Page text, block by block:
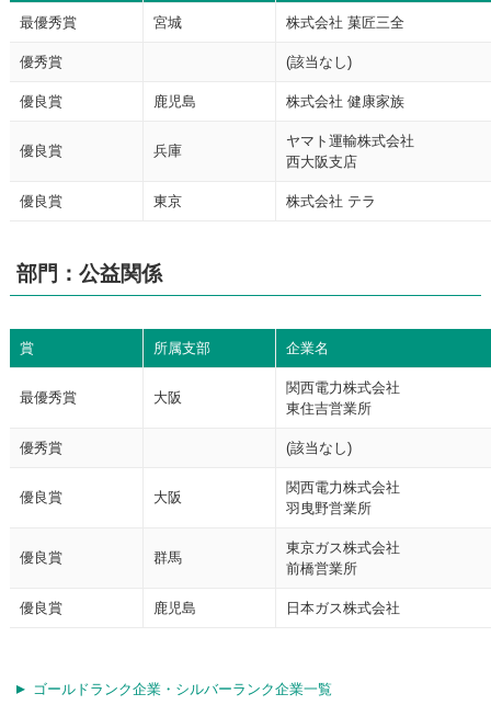
最優秀賞 宮城 株式会社 菓匠三全
優秀賞 (該当なし)
優良賞 鹿児島 株式会社 健康家族
優良賞 兵庫
ヤマト運輸株式会社
西大阪支店
優良賞 東京 株式会社 テラ
部門：公益関係
賞 所属支部 企業名
最優秀賞 大阪
関西電力株式会社
東住吉営業所
優秀賞 (該当なし)
優良賞 大阪
関西電力株式会社
羽曳野営業所
優良賞 群馬
東京ガス株式会社
前橋営業所
優良賞 鹿児島 日本ガス株式会社
ゴールドランク企業・シルバーランク企業一覧